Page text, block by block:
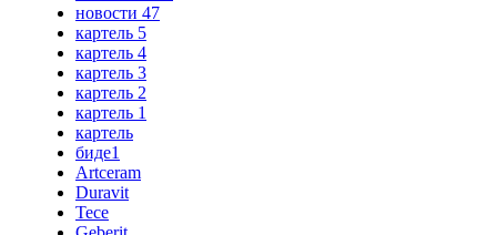
новости 47
картель 5
картель 4
картель 3
картель 2
картель 1
картель
биде1
Artceram
Duravit
Tece